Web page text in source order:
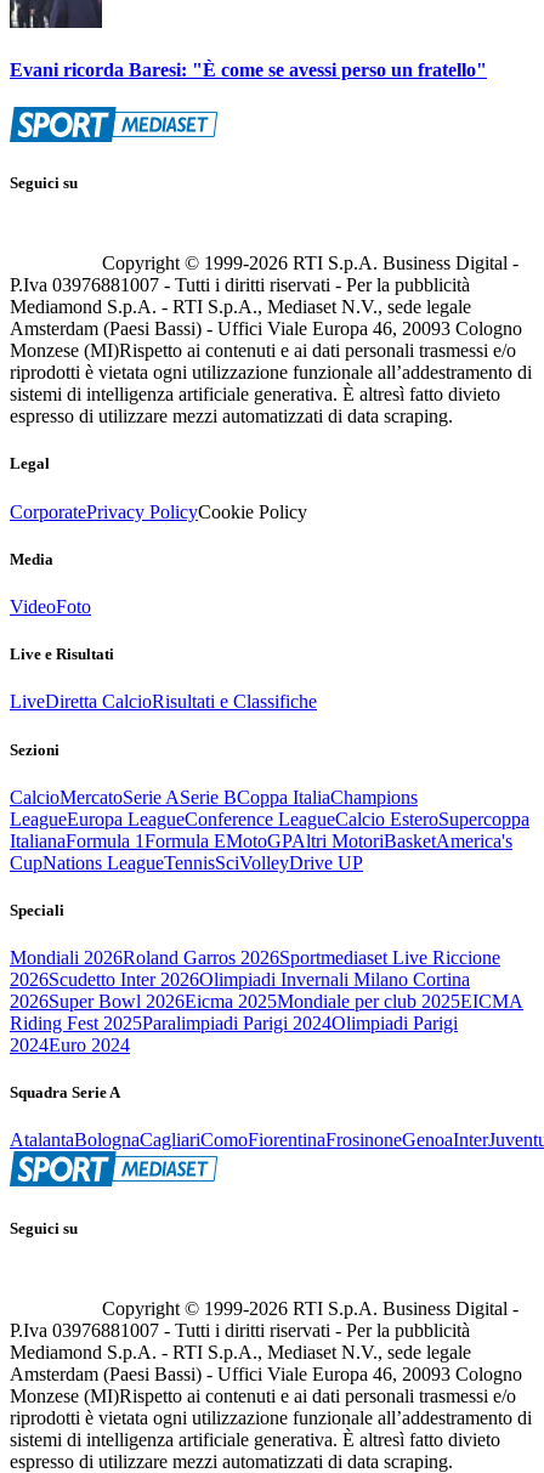
Evani ricorda Baresi: "È come se avessi perso un fratello"
Seguici su
Copyright © 1999-2026 RTI S.p.A. Business Digital -
P.Iva 03976881007 - Tutti i diritti riservati - Per la pubblicità
Mediamond S.p.A. - RTI S.p.A., Mediaset N.V., sede legale
Amsterdam (Paesi Bassi) - Uffici Viale Europa 46, 20093 Cologno
Monzese (MI)Rispetto ai contenuti e ai dati personali trasmessi e/o
riprodotti è vietata ogni utilizzazione funzionale all’addestramento di
sistemi di intelligenza artificiale generativa. È altresì fatto divieto
espresso di utilizzare mezzi automatizzati di data scraping.
Legal
CorporatePrivacy PolicyCookie Policy
Media
VideoFoto
Live e Risultati
LiveDiretta CalcioRisultati e Classifiche
Sezioni
CalcioMercatoSerie ASerie BCoppa ItaliaChampions
LeagueEuropa LeagueConference LeagueCalcio EsteroSupercoppa
ItalianaFormula 1Formula EMotoGPAltri MotoriBasketAmerica's
CupNations LeagueTennisSciVolleyDrive UP
Speciali
Mondiali 2026Roland Garros 2026Sportmediaset Live Riccione
2026Scudetto Inter 2026Olimpiadi Invernali Milano Cortina
2026Super Bowl 2026Eicma 2025Mondiale per club 2025EICMA
Riding Fest 2025Paralimpiadi Parigi 2024Olimpiadi Parigi
2024Euro 2024
Squadra Serie A
AtalantaBolognaCagliariComoFiorentinaFrosinoneGenoaInter
Seguici su
Copyright © 1999-2026 RTI S.p.A. Business Digital -
P.Iva 03976881007 - Tutti i diritti riservati - Per la pubblicità
Mediamond S.p.A. - RTI S.p.A., Mediaset N.V., sede legale
Amsterdam (Paesi Bassi) - Uffici Viale Europa 46, 20093 Cologno
Monzese (MI)Rispetto ai contenuti e ai dati personali trasmessi e/o
riprodotti è vietata ogni utilizzazione funzionale all’addestramento di
sistemi di intelligenza artificiale generativa. È altresì fatto divieto
espresso di utilizzare mezzi automatizzati di data scraping.